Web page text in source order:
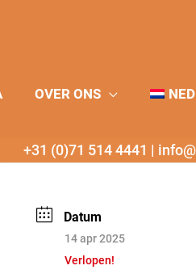
OVER ONS
+31 (0)71 514 4441 |
Datum
14 apr 2025
Verlopen!